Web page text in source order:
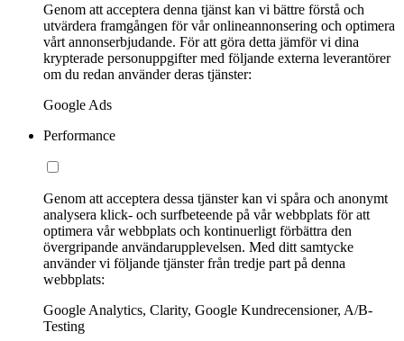
Genom att acceptera denna tjänst kan vi bättre förstå och
utvärdera framgången för vår onlineannonsering och optimera
vårt annonserbjudande. För att göra detta jämför vi dina
krypterade personuppgifter med följande externa leverantörer
om du redan använder deras tjänster:
Google Ads
Performance
Genom att acceptera dessa tjänster kan vi spåra och anonymt
analysera klick- och surfbeteende på vår webbplats för att
optimera vår webbplats och kontinuerligt förbättra den
övergripande användarupplevelsen. Med ditt samtycke
använder vi följande tjänster från tredje part på denna
webbplats:
Google Analytics, Clarity, Google Kundrecensioner, A/B-
Testing